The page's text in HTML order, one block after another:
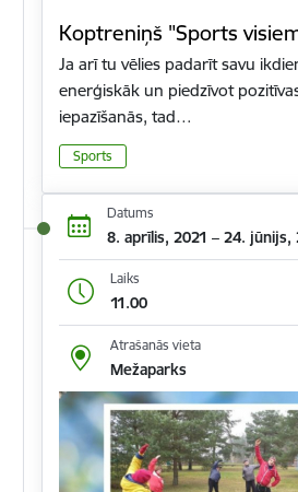
Koptreniņš "Sports
Ja arī tu vēlies padarīt savu
enerģiskāk un piedzīvot
iepazīšanās, tad…
Sports
Datums
8. aprīlis, 2021 – 24. jūnijs,
Laiks
11.00
Atrašanās vieta
Mežaparks